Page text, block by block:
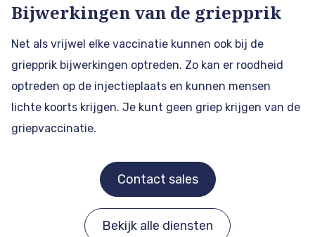
Bijwerkingen van de griepprik
Net als vrijwel elke vaccinatie kunnen ook bij de
griepprik bijwerkingen optreden. Zo kan er roodheid
optreden op de injectieplaats en kunnen mensen
lichte koorts krijgen. Je kunt geen griep krijgen van de
griepvaccinatie.
Contact sales
Bekijk alle diensten